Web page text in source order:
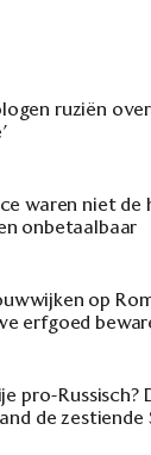
ruziën
waren niet de
onbetaalbaar
op
erfgoed
pro-Russisch?
de